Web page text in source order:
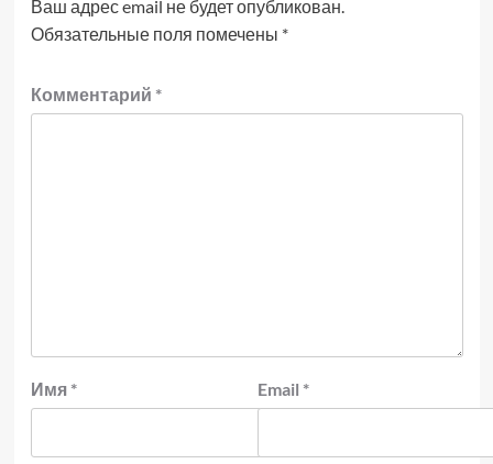
Ваш адрес email не будет опубликован.
Обязательные поля помечены *
Комментарий *
Имя * Email *